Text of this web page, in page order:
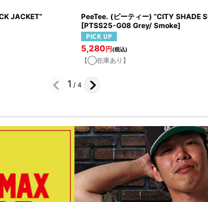
JACKET”
PeeTee. (ピーティー) “CITY SHADE
[PTSS25-G08 Grey/ Smoke]
5,280 円(税込)
【◯在庫あり】
1 / 4